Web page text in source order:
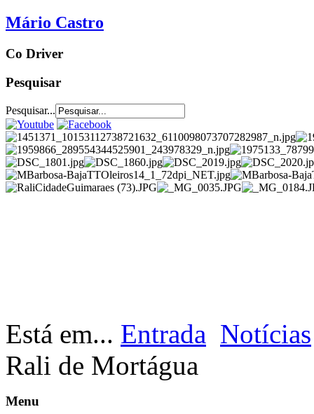
Mário Castro
Co Driver
Pesquisar
Pesquisar...
Está em... Entrada Notícias
Rali de Mortágua
Menu